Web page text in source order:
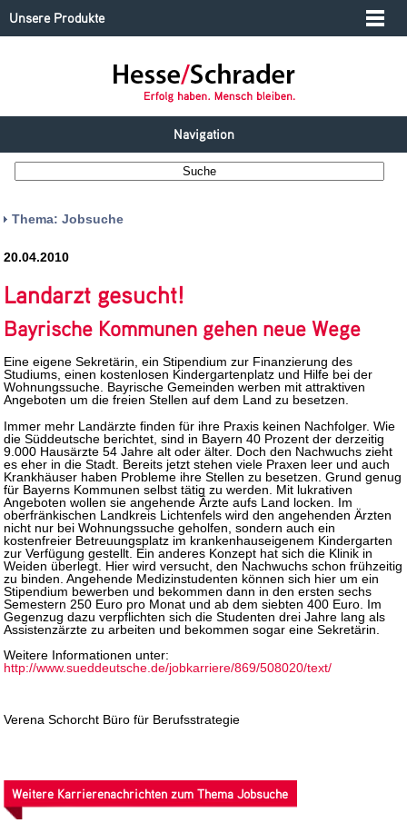
Unsere Produkte
Navigation
Thema: Jobsuche
20.04.2010
Landarzt gesucht!
Bayrische Kommunen gehen neue Wege
Eine eigene Sekretärin, ein Stipendium zur Finanzierung des
Studiums, einen kostenlosen Kindergartenplatz und Hilfe bei der
Wohnungssuche. Bayrische Gemeinden werben mit attraktiven
Angeboten um die freien Stellen auf dem Land zu besetzen.
Immer mehr Landärzte finden für ihre Praxis keinen Nachfolger. Wie
die Süddeutsche berichtet, sind in Bayern 40 Prozent der derzeitig
9.000 Hausärzte 54 Jahre alt oder älter. Doch den Nachwuchs zieht
es eher in die Stadt. Bereits jetzt stehen viele Praxen leer und auch
Krankhäuser haben Probleme ihre Stellen zu besetzen. Grund genug
für Bayerns Kommunen selbst tätig zu werden. Mit lukrativen
Angeboten wollen sie angehende Ärzte aufs Land locken. Im
oberfränkischen Landkreis Lichtenfels wird den angehenden Ärzten
nicht nur bei Wohnungssuche geholfen, sondern auch ein
kostenfreier Betreuungsplatz im krankenhauseigenem Kindergarten
zur Verfügung gestellt. Ein anderes Konzept hat sich die Klinik in
Weiden überlegt. Hier wird versucht, den Nachwuchs schon frühzeitig
zu binden. Angehende Medizinstudenten können sich hier um ein
Stipendium bewerben und bekommen dann in den ersten sechs
Semestern 250 Euro pro Monat und ab dem siebten 400 Euro. Im
Gegenzug dazu verpflichten sich die Studenten drei Jahre lang als
Assistenzärzte zu arbeiten und bekommen sogar eine Sekretärin.
Weitere Informationen unter:
http://www.sueddeutsche.de/jobkarriere/869/508020/text/
Verena Schorcht Büro für Berufsstrategie
Weitere Karrierenachrichten zum Thema Jobsuche